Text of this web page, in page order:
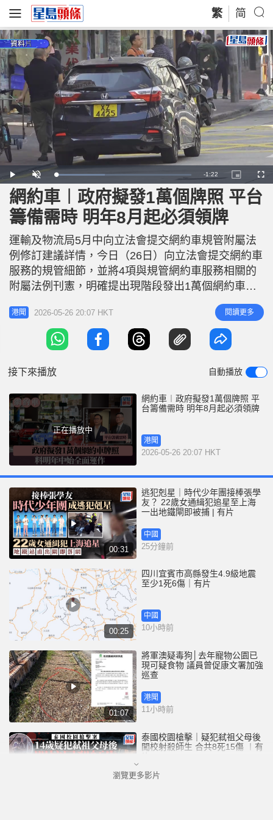
繁 简
P
l
a
y
U
n
m
u
t
e
L
o
a
d
e
7
4
%
R
e
m
n
i
e
-1:22
P
i
c
-
P
i
c
t
u
r
e
F
u
l
網約車︱政府擬發1萬個牌照 平台
籌備需時 明年8月起必須領牌
運輸及物流局5月中向立法會提交網約車規管附屬法
例修訂建議詳情，今日（26日）向立法會提交網約車
服務的規管細節，並將4項與規管網約車服務相關的
附屬法例刊憲，明確提出現階段發出1萬個網約車牌
照，當局形容此為審慎穩妥合適做法。 1萬輛網約車
每天可合共提供約12萬個行程 運物局建議，現階段
以1萬為車輛許可證數目上限，並由署長藉憲報公告
指明此上限。假設每名網約車司機平均每天營運約6
港聞 2026-05-26 20:07 HKT 閱讀更多
接下來播放 自動播放
正在播放中
網約車︱政府擬發1萬個牌照 平
台籌備需時 明年8月起必須領牌
港聞
2026-05-26 20:07 HKT
00:31
逃犯剋星｜時代少年團接棒張學
友？ 22歲女通緝犯追星至上海
一出地鐵閘即被捕 | 有片
中國
25分鐘前
00:25
四川宜賓市高縣發生4.9級地震
至少1死6傷｜有片
中國
10小時前
01:07
將軍澳疑毒狗│去年寵物公園已
現可疑食物 議員曾促康文署加強
巡查
港聞
11小時前
泰國校園槍擊｜疑犯弒祖父母後
闖校射殺師生 合共8死15傷 ︱有
國際
瀏覽更多影片